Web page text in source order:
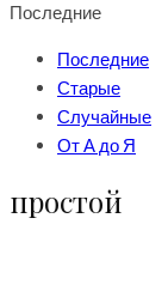
Последние
Последние
Старые
Случайные
От А до Я
простой